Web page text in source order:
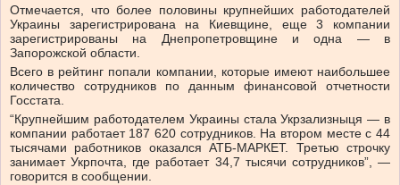
Отмечается, что более половины крупнейших работодателей
Украины зарегистрирована на Киевщине, еще 3 компании
зарегистрированы на Днепропетровщине и одна — в
Запорожской области.
Всего в рейтинг попали компании, которые имеют наибольшее
количество сотрудников по данным финансовой отчетности
Госстата.
“Крупнейшим работодателем Украины стала Укрзализныця — в
компании работает 187 620 сотрудников. На втором месте с 44
тысячами работников оказался АТБ-МАРКЕТ. Третью строчку
занимает Укрпочта, где работает 34,7 тысячи сотрудников”, —
говорится в сообщении.